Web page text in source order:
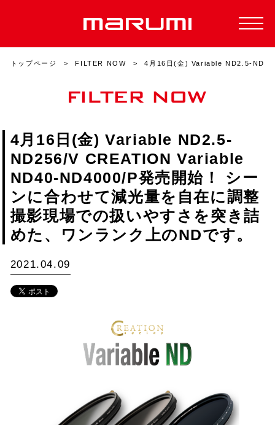
トップページ FILTER NOW 4月16日(金) Variable ND2.5-
4月16日(金) Variable ND2.5-
ND256/V CREATION Variable
ND40-ND4000/P発売開始！ シー
ンに合わせて減光量を自在に調整
撮影現場での扱いやすさを突き詰
めた、ワンランク上のNDです。
2021.04.09